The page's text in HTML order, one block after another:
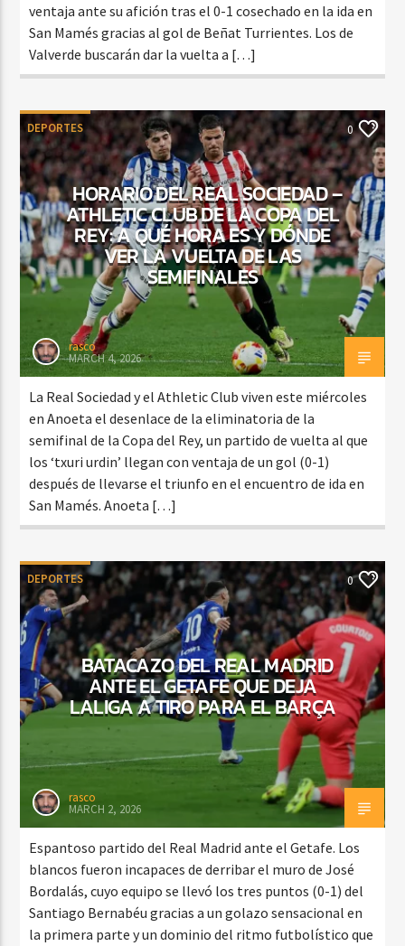
ventaja ante su afición tras el 0-1 cosechado en la ida en
San Mamés gracias al gol de Beñat Turrientes. Los de
Valverde buscarán dar la vuelta a […]
DEPORTES 0
HORARIO DEL REAL SOCIEDAD –
ATHLETIC CLUB DE LA COPA DEL
REY: A QUÉ HORA ES Y DÓNDE
VER LA VUELTA DE LAS
SEMIFINALES
rasco
MARCH 4, 2026
La Real Sociedad y el Athletic Club viven este miércoles
en Anoeta el desenlace de la eliminatoria de la
semifinal de la Copa del Rey, un partido de vuelta al que
los ‘txuri urdin’ llegan con ventaja de un gol (0-1)
después de llevarse el triunfo en el encuentro de ida en
San Mamés. Anoeta […]
DEPORTES 0
BATACAZO DEL REAL MADRID
ANTE EL GETAFE QUE DEJA
LALIGA A TIRO PARA EL BARÇA
rasco
MARCH 2, 2026
Espantoso partido del Real Madrid ante el Getafe. Los
blancos fueron incapaces de derribar el muro de José
Bordalás, cuyo equipo se llevó los tres puntos (0-1) del
Santiago Bernabéu gracias a un golazo sensacional en
la primera parte y un dominio del ritmo futbolístico que